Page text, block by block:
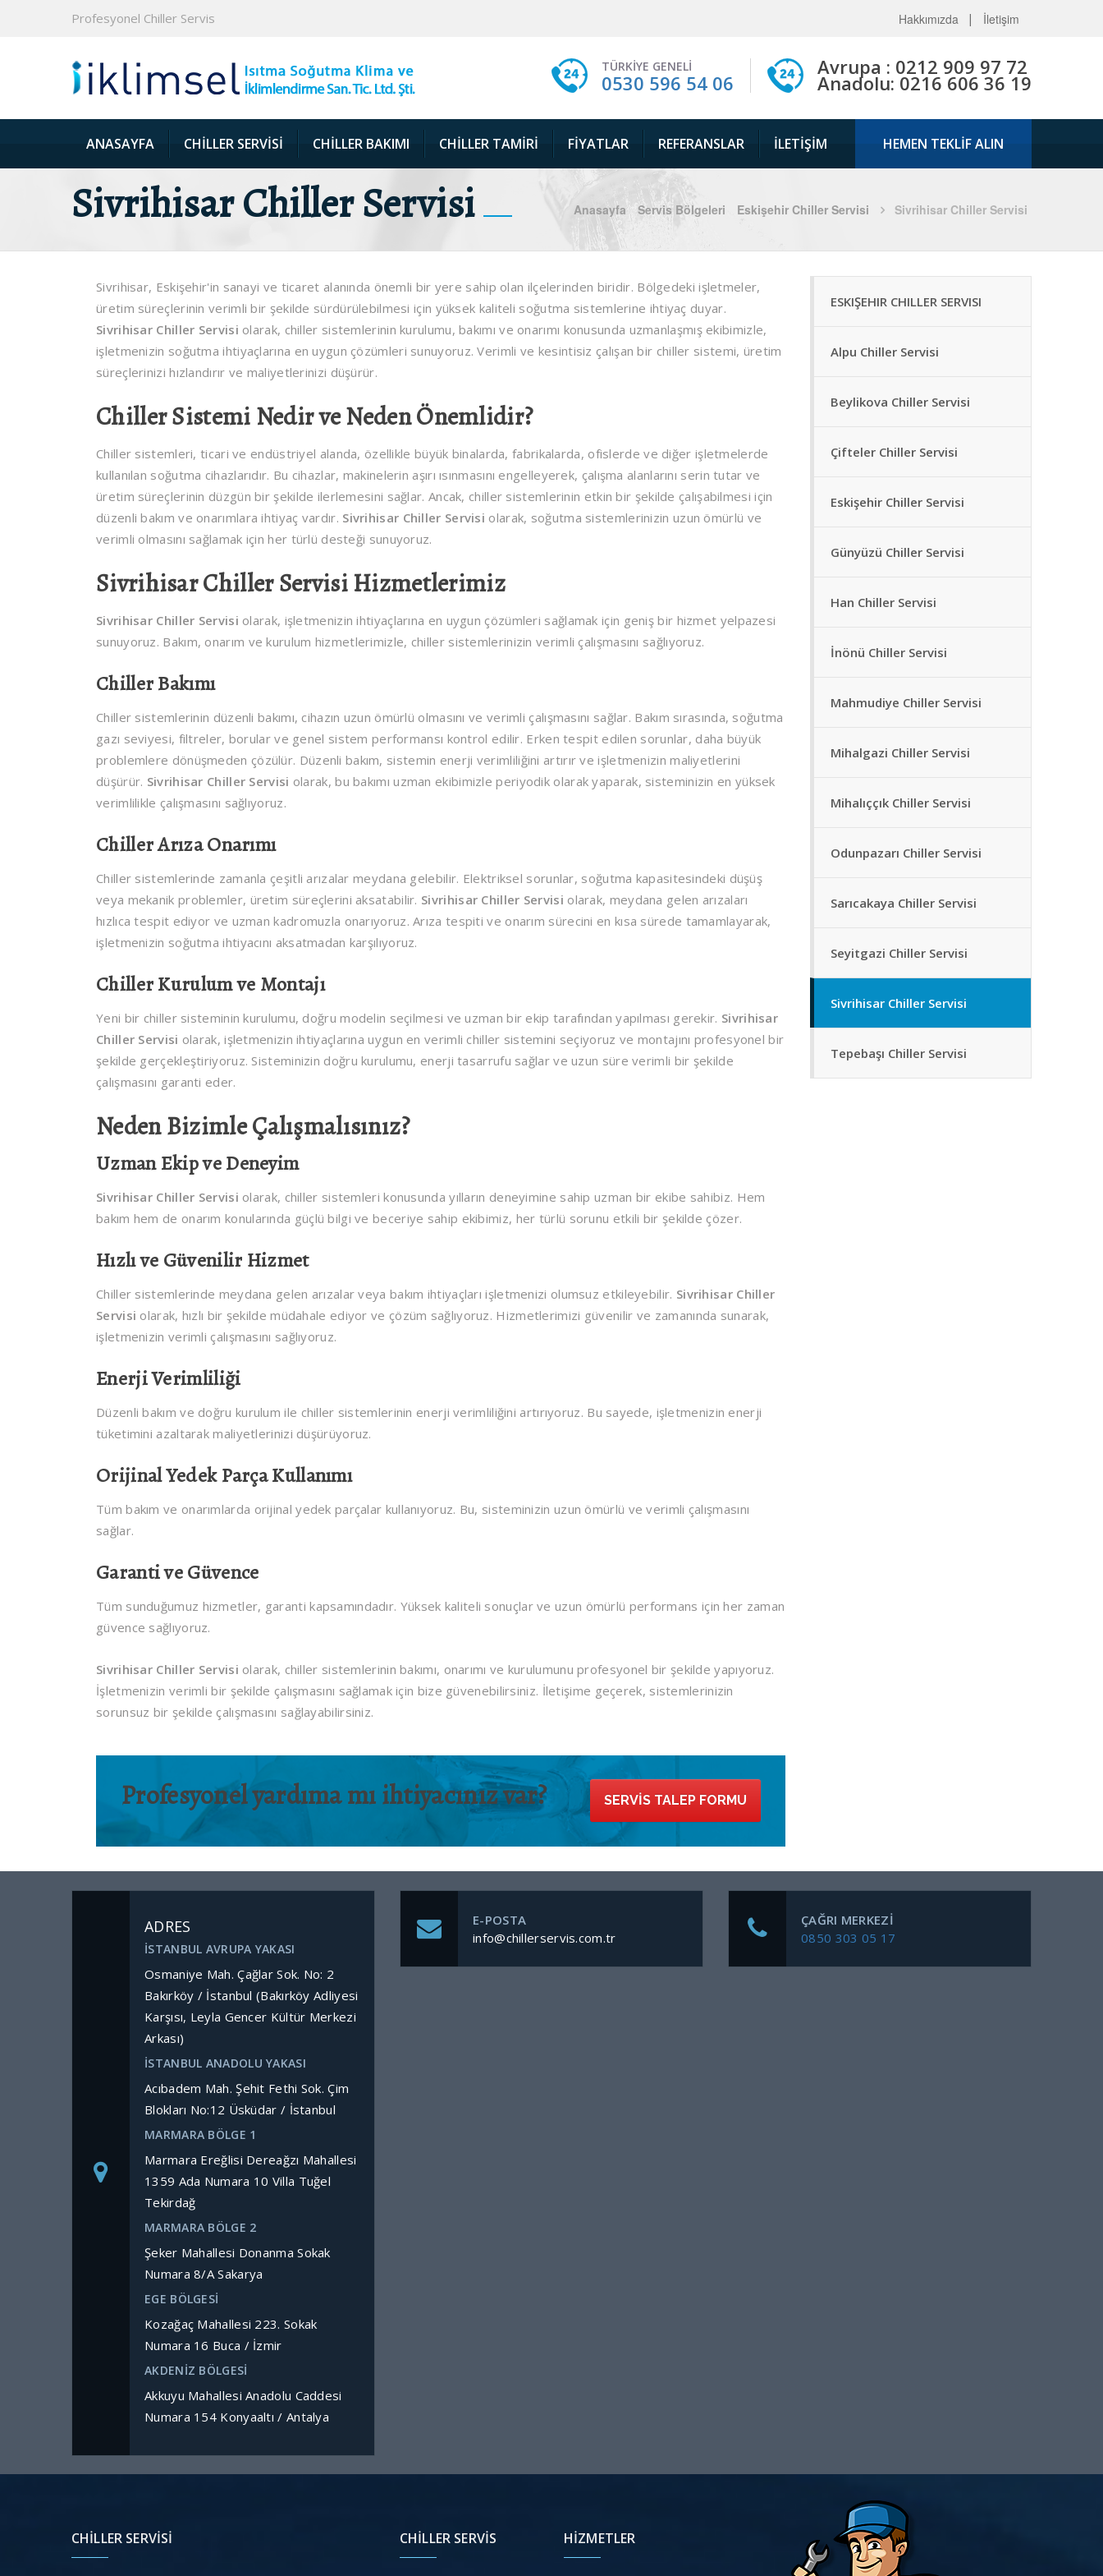
Profesyonel Chiller Servis Hakkımızda İletişim
TÜRKIYE GENELI
0530 596 54 06
Avrupa : 0212 909 97 72
Anadolu: 0216 606 36 19
ANASAYFA CHILLER SERVISI CHILLER BAKIMI CHILLER TAMIRI FIYATLAR REFERANSLAR İLETIŞIM HEMEN TEKLİF ALIN
Sivrihisar Chiller Servisi Anasayfa Servis Bölgeleri Eskişehir Chiller Servisi Sivrihisar Chiller Servisi
Sivrihisar, Eskişehir'in sanayi ve ticaret alanında önemli bir yere sahip olan ilçelerinden biridir. Bölgedeki işletmeler,
üretim süreçlerinin verimli bir şekilde sürdürülebilmesi için yüksek kaliteli soğutma sistemlerine ihtiyaç duyar.
Sivrihisar Chiller Servisi olarak, chiller sistemlerinin kurulumu, bakımı ve onarımı konusunda uzmanlaşmış ekibimizle,
işletmenizin soğutma ihtiyaçlarına en uygun çözümleri sunuyoruz. Verimli ve kesintisiz çalışan bir chiller sistemi, üretim
süreçlerinizi hızlandırır ve maliyetlerinizi düşürür.
Chiller Sistemi Nedir ve Neden Önemlidir?
Chiller sistemleri, ticari ve endüstriyel alanda, özellikle büyük binalarda, fabrikalarda, ofislerde ve diğer işletmelerde
kullanılan soğutma cihazlarıdır. Bu cihazlar, makinelerin aşırı ısınmasını engelleyerek, çalışma alanlarını serin tutar ve
üretim süreçlerinin düzgün bir şekilde ilerlemesini sağlar. Ancak, chiller sistemlerinin etkin bir şekilde çalışabilmesi için
düzenli bakım ve onarımlara ihtiyaç vardır. Sivrihisar Chiller Servisi olarak, soğutma sistemlerinizin uzun ömürlü ve
verimli olmasını sağlamak için her türlü desteği sunuyoruz.
Sivrihisar Chiller Servisi Hizmetlerimiz
Sivrihisar Chiller Servisi olarak, işletmenizin ihtiyaçlarına en uygun çözümleri sağlamak için geniş bir hizmet yelpazesi
sunuyoruz. Bakım, onarım ve kurulum hizmetlerimizle, chiller sistemlerinizin verimli çalışmasını sağlıyoruz.
Chiller Bakımı
Chiller sistemlerinin düzenli bakımı, cihazın uzun ömürlü olmasını ve verimli çalışmasını sağlar. Bakım sırasında, soğutma
gazı seviyesi, filtreler, borular ve genel sistem performansı kontrol edilir. Erken tespit edilen sorunlar, daha büyük
problemlere dönüşmeden çözülür. Düzenli bakım, sistemin enerji verimliliğini artırır ve işletmenizin maliyetlerini
düşürür. Sivrihisar Chiller Servisi olarak, bu bakımı uzman ekibimizle periyodik olarak yaparak, sisteminizin en yüksek
verimlilikle çalışmasını sağlıyoruz.
Chiller Arıza Onarımı
Chiller sistemlerinde zamanla çeşitli arızalar meydana gelebilir. Elektriksel sorunlar, soğutma kapasitesindeki düşüş
veya mekanik problemler, üretim süreçlerini aksatabilir. Sivrihisar Chiller Servisi olarak, meydana gelen arızaları
hızlıca tespit ediyor ve uzman kadromuzla onarıyoruz. Arıza tespiti ve onarım sürecini en kısa sürede tamamlayarak,
işletmenizin soğutma ihtiyacını aksatmadan karşılıyoruz.
Chiller Kurulum ve Montajı
Yeni bir chiller sisteminin kurulumu, doğru modelin seçilmesi ve uzman bir ekip tarafından yapılması gerekir. Sivrihisar
Chiller Servisi olarak, işletmenizin ihtiyaçlarına uygun en verimli chiller sistemini seçiyoruz ve montajını profesyonel bir
şekilde gerçekleştiriyoruz. Sisteminizin doğru kurulumu, enerji tasarrufu sağlar ve uzun süre verimli bir şekilde
çalışmasını garanti eder.
Neden Bizimle Çalışmalısınız?
Uzman Ekip ve Deneyim
Sivrihisar Chiller Servisi olarak, chiller sistemleri konusunda yılların deneyimine sahip uzman bir ekibe sahibiz. Hem
bakım hem de onarım konularında güçlü bilgi ve beceriye sahip ekibimiz, her türlü sorunu etkili bir şekilde çözer.
Hızlı ve Güvenilir Hizmet
Chiller sistemlerinde meydana gelen arızalar veya bakım ihtiyaçları işletmenizi olumsuz etkileyebilir. Sivrihisar Chiller
Servisi olarak, hızlı bir şekilde müdahale ediyor ve çözüm sağlıyoruz. Hizmetlerimizi güvenilir ve zamanında sunarak,
işletmenizin verimli çalışmasını sağlıyoruz.
Enerji Verimliliği
Düzenli bakım ve doğru kurulum ile chiller sistemlerinin enerji verimliliğini artırıyoruz. Bu sayede, işletmenizin enerji
tüketimini azaltarak maliyetlerinizi düşürüyoruz.
Orijinal Yedek Parça Kullanımı
Tüm bakım ve onarımlarda orijinal yedek parçalar kullanıyoruz. Bu, sisteminizin uzun ömürlü ve verimli çalışmasını
sağlar.
Garanti ve Güvence
Tüm sunduğumuz hizmetler, garanti kapsamındadır. Yüksek kaliteli sonuçlar ve uzun ömürlü performans için her zaman
güvence sağlıyoruz.
Sivrihisar Chiller Servisi olarak, chiller sistemlerinin bakımı, onarımı ve kurulumunu profesyonel bir şekilde yapıyoruz.
İşletmenizin verimli bir şekilde çalışmasını sağlamak için bize güvenebilirsiniz. İletişime geçerek, sistemlerinizin
sorunsuz bir şekilde çalışmasını sağlayabilirsiniz.
Profesyonel yardıma mı ihtiyacınız var? SERVIS TALEP FORMU
ESKIŞEHIR CHILLER SERVISI
Alpu Chiller Servisi
Beylikova Chiller Servisi
Çifteler Chiller Servisi
Eskişehir Chiller Servisi
Günyüzü Chiller Servisi
Han Chiller Servisi
İnönü Chiller Servisi
Mahmudiye Chiller Servisi
Mihalgazi Chiller Servisi
Mihalıççık Chiller Servisi
Odunpazarı Chiller Servisi
Sarıcakaya Chiller Servisi
Seyitgazi Chiller Servisi
Sivrihisar Chiller Servisi
Tepebaşı Chiller Servisi
ADRES
İSTANBUL AVRUPA YAKASI
Osmaniye Mah. Çağlar Sok. No: 2
Bakırköy / İstanbul (Bakırköy Adliyesi
Karşısı, Leyla Gencer Kültür Merkezi
Arkası)
İSTANBUL ANADOLU YAKASI
Acıbadem Mah. Şehit Fethi Sok. Çim
Blokları No:12 Üsküdar / İstanbul
MARMARA BÖLGE 1
Marmara Ereğlisi Dereağzı Mahallesi
1359 Ada Numara 10 Villa Tuğel
Tekirdağ
MARMARA BÖLGE 2
Şeker Mahallesi Donanma Sokak
Numara 8/A Sakarya
EGE BÖLGESİ
Kozağaç Mahallesi 223. Sokak
Numara 16 Buca / İzmir
AKDENİZ BÖLGESİ
Akkuyu Mahallesi Anadolu Caddesi
Numara 154 Konyaaltı / Antalya
E-POSTA
info@chillerservis.com.tr
ÇAĞRI MERKEZI
0850 303 05 17
CHILLER SERVISI CHILLER SERVIS HIZMETLER